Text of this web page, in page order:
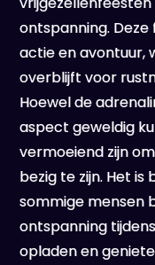
ontspanning.
actie en avontuur,
overblijft voor
Hoewel de
aspect geweldig
vermoeiend zijn
bezig te zijn. Het
sommige mensen
ontspanning
opladen en